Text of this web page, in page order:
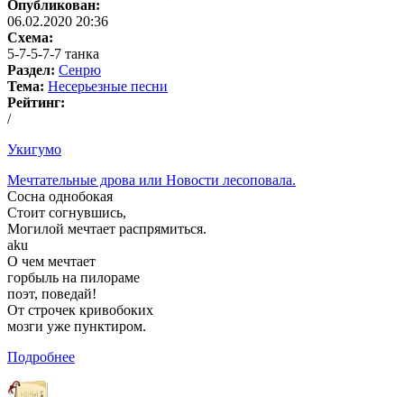
Опубликован:
06.02.2020 20:36
Схема:
5-7-5-7-7 танка
Раздел: Сенрю
Тема: Несерьезные песни
Рейтинг:
/
Укигумо
Мечтательные дрова или Новости лесоповала.
Сосна однобокая
Стоит согнувшись,
Могилой мечтает распрямиться.
aku
О чем мечтает
горбыль на пилораме
поэт, поведай!
От строчек кривобоких
мозги уже пунктиром.
Подробнее